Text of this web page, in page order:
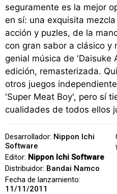
seguramente es la mejor
en sí: una exquisita
acción y puzles, de la
con gran sabor a clásico y
genial música de 'Daisuke
edición, remasterizada.
otros juegos
'Super Meat Boy', pero sí
cualidades de todos ellos
Desarrollador: Nippon Ichi
Software
Editor: Nippon Ichi Software
Distribuidor: Bandai Namco
Fecha de lanzamiento:
11/11/2011